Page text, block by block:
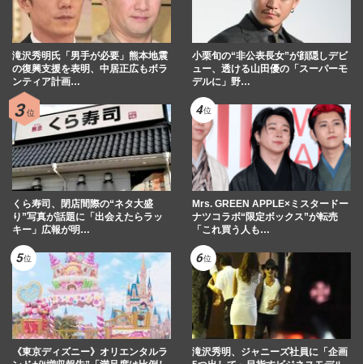
滝沢秀明氏「男手が必要」熊本地震
の復興支援を表明、中居正広もボラ
ンティア計画…
小栗旬の“非公表長女”が顔隠しデビ
ュー、透ける山田優の「スーパーモ
デルに」野…
くら寿司、閉店間際の“ネタ大盛
り”写真が話題に「出会えたらラッ
キー」広報が明…
Mrs. GREEN APPLE×ミスタードー
ナツコラボ“限定ボックス”が転売
「これ買う人も…
《東京ディズニー》オリエンタルラ
滝沢秀明、ジャニーズ社員に「企画